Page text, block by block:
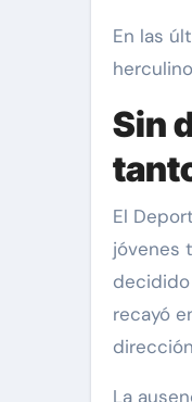
En las
Sin
El
jóvenes
recayó
La